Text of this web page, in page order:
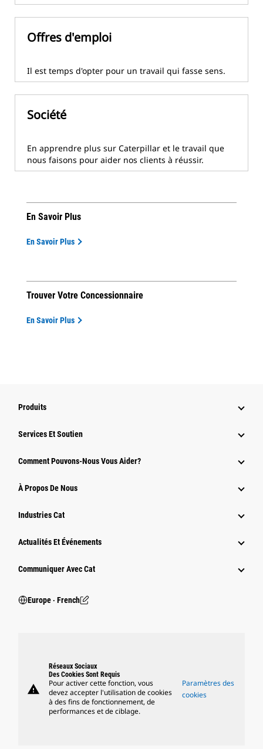
Offres d'emploi
Il est temps d'opter pour un travail qui fasse sens.
Société
En apprendre plus sur Caterpillar et le travail que
nous faisons pour aider nos clients à réussir.
En Savoir Plus
En Savoir Plus
Trouver Votre Concessionnaire
En Savoir Plus
Produits
Services Et Soutien
Comment Pouvons-Nous Vous Aider?
À Propos De Nous
Industries Cat
Actualités Et Événements
Communiquer Avec Cat
Europe ‧ French
warning
Réseaux Sociaux
Des Cookies Sont Requis
Pour activer cette fonction, vous
devez accepter l'utilisation de cookies
à des fins de fonctionnement, de
performances et de ciblage.
Paramètres des
cookies